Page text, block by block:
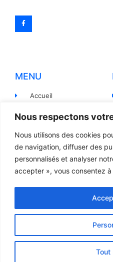
Nous respectons
Nous utilisons des cookies
de navigation, diffuser des
personnalisés et analyser
accepter », vous consentez
Tout
MENU
Accueil
Devis
Contact
© 2023 TOUS
Création site internet par